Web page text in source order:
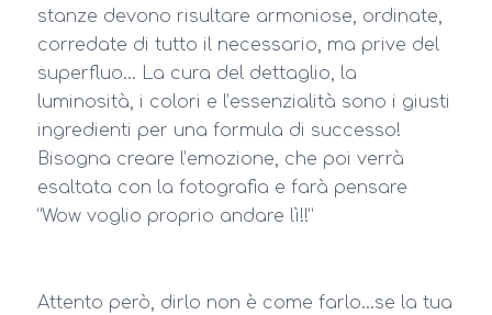
stanze devono risultare armoniose, ordinate,
corredate di tutto il necessario, ma prive del
superfluo… La cura del dettaglio, la
luminosità, i colori e l’essenzialità sono i giusti
ingredienti per una formula di successo!
Bisogna creare l’emozione, che poi verrà
esaltata con la fotografia e farà pensare
“Wow voglio proprio andare lì!!”
Attento però, dirlo non è come farlo…se la tua